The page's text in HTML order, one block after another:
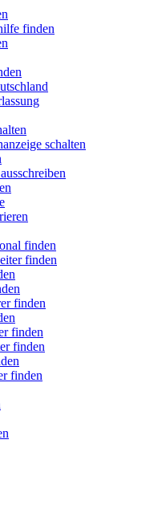
finden
schalten
finden
finden
finden
finden
finden
finden